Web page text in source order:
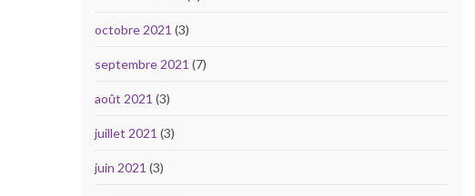
octobre 2021 (3)
septembre 2021 (7)
août 2021 (3)
juillet 2021 (3)
juin 2021 (3)